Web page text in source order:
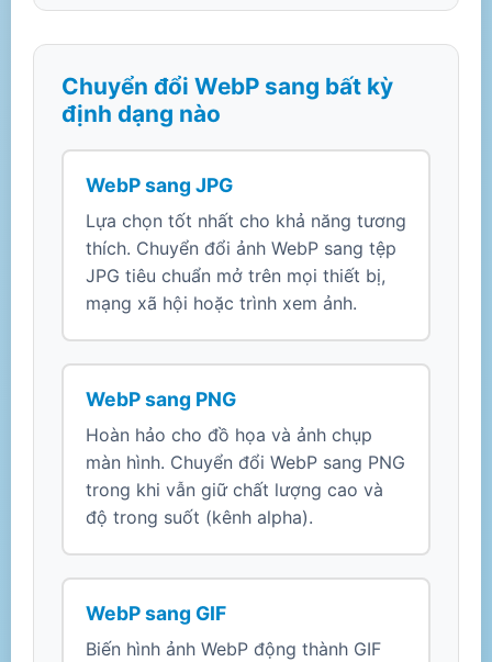
Chuyển đổi WebP sang bất kỳ
định dạng nào
WebP sang JPG
Lựa chọn tốt nhất cho khả năng tương
thích. Chuyển đổi ảnh WebP sang tệp
JPG tiêu chuẩn mở trên mọi thiết bị,
mạng xã hội hoặc trình xem ảnh.
WebP sang PNG
Hoàn hảo cho đồ họa và ảnh chụp
màn hình. Chuyển đổi WebP sang PNG
trong khi vẫn giữ chất lượng cao và
độ trong suốt (kênh alpha).
WebP sang GIF
Biến hình ảnh WebP động thành GIF